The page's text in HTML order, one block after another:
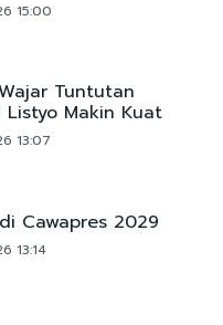
15:00
Tuntutan
Makin Kuat
13:07
Cawapres 2029
13:14